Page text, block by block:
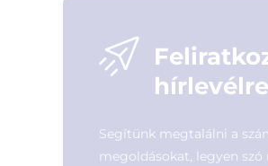
hírlevélre
Segítünk megtalálni a
megoldásokat, legyen szó